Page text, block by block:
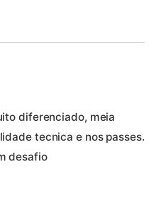
diferenciado, meia
tecnica e nos passes.
desafio